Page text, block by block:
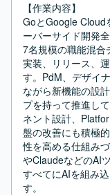
【作業内容】
GoとGoogle Cloud
ーバーサイド開発
7名規模の職能混合
実装、リリース、
す。PdM、デザイ
ながら新機能の設
プを持って推進し
ネント設計、
盤の改善にも積極
性を高める仕組み
やClaudeなどのAI
すべてにAIを組み
す。